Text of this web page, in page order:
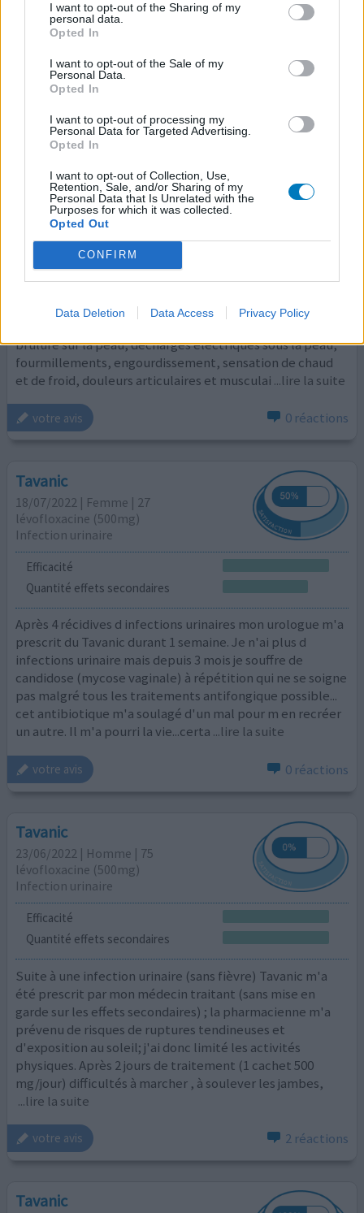
I want to opt-out of the Sharing of my
personal data.
Opted In
I want to opt-out of the Sale of my
Personal Data.
Opted In
I want to opt-out of processing my
Personal Data for Targeted Advertising.
Opted In
I want to opt-out of Collection, Use,
Retention, Sale, and/or Sharing of my
Personal Data that Is Unrelated with the
Purposes for which it was collected.
Opted Out
CONFIRM
Data Deletion Data Access Privacy Policy
fourmillements, engourdissement, sensation de chaud
et de froid, douleurs articulaires et musculai
votre avis 2 réactions
Tavanic
15/09/2022 | Femme | 36
Infection urinaire
Efficacité
Je suis la personne qui a posté le 15 juin dernier et
répondre autrement qu'ici. J'ai donc eu tout plein
brûlure sur la peau, décharges électriques sous la peau,
fourmillements, engourdissement, sensation de chaud
et de froid, douleurs articulaires et musculai ...lire la suite
votre avis 0 réactions
Tavanic
18/07/2022 | Femme | 27
lévofloxacine (500mg)
Infection urinaire
Efficacité
Quantité effets secondaires
Après 4 récidives d infections urinaires mon urologue m'a
prescrit du Tavanic durant 1 semaine. Je n'ai plus d
infections urinaire mais depuis 3 mois je souffre de
candidose (mycose vaginale) à répétition qui ne se soigne
pas malgré tous les traitements antifongique possible...
cet antibiotique m'a soulagé d'un mal pour m en recréer
un autre. Il m'a pourri la vie...certa ...lire la suite
votre avis 0 réactions
Tavanic
23/06/2022 | Homme | 75
lévofloxacine (500mg)
Infection urinaire
Efficacité
Quantité effets secondaires
Suite à une infection urinaire (sans fièvre) Tavanic m'a
été prescrit par mon médecin traitant (sans mise en
garde sur les effets secondaires) ; la pharmacienne m'a
prévenu de risques de ruptures tendineuses et
d'exposition au soleil; j'ai donc limité les activités
physiques. Après 2 jours de traitement (1 cachet 500
mg/jour) difficultés à marcher , à soulever les jambes,
...lire la suite
votre avis 2 réactions
Tavanic